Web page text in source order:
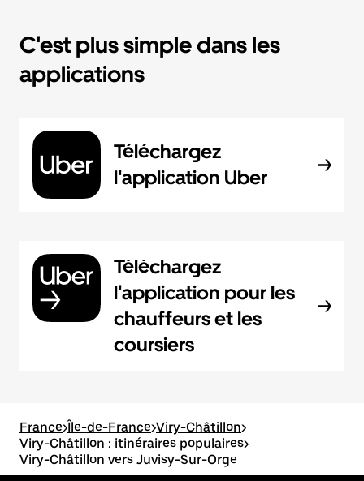
C'est plus simple dans les
applications
Téléchargez
l'application Uber
Téléchargez
l'application pour les
chauffeurs et les
coursiers
France>Île-de-France>Viry-Châtillon>
Viry-Châtillon : itinéraires populaires>
Viry-Châtillon vers Juvisy-Sur-Orge